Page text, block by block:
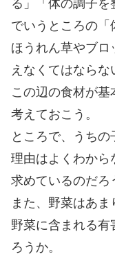
る」「体の調子
でいうところの「
ほうれん草やブロ
えなくてはならな
この辺の食材が
考えておこう。
ところで、うちの
理由はよくわから
求めているのだろ
また、野菜はあま
野菜に含まれる
ろうか。